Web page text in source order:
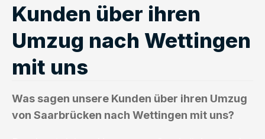
Kunden über ihren
Umzug nach Wettingen
mit uns
Was sagen unsere Kunden über ihren Umzug
von Saarbrücken nach Wettingen mit uns?